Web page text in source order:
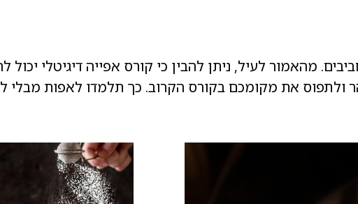
מהאמור לעיל, ניתן להבין כי קורס אפייה דיגיטלי יכול
ולתפוס את מקומכם בקורס הקרוב. כך תלמדו לאפות מבלי